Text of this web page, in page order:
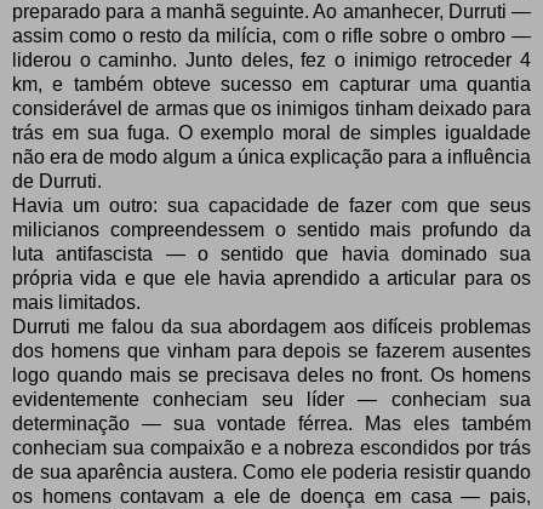
preparado para a manhã seguinte. Ao amanhecer, Durruti —
assim como o resto da milícia, com o rifle sobre o ombro —
liderou o caminho. Junto deles, fez o inimigo retroceder 4
km, e também obteve sucesso em capturar uma quantia
considerável de armas que os inimigos tinham deixado para
trás em sua fuga. O exemplo moral de simples igualdade
não era de modo algum a única explicação para a influência
de Durruti.
Havia um outro: sua capacidade de fazer com que seus
milicianos compreendessem o sentido mais profundo da
luta antifascista — o sentido que havia dominado sua
própria vida e que ele havia aprendido a articular para os
mais limitados.
Durruti me falou da sua abordagem aos difíceis problemas
dos homens que vinham para depois se fazerem ausentes
logo quando mais se precisava deles no front. Os homens
evidentemente conheciam seu líder — conheciam sua
determinação — sua vontade férrea. Mas eles também
conheciam sua compaixão e a nobreza escondidos por trás
de sua aparência austera. Como ele poderia resistir quando
os homens contavam a ele de doença em casa — pais,